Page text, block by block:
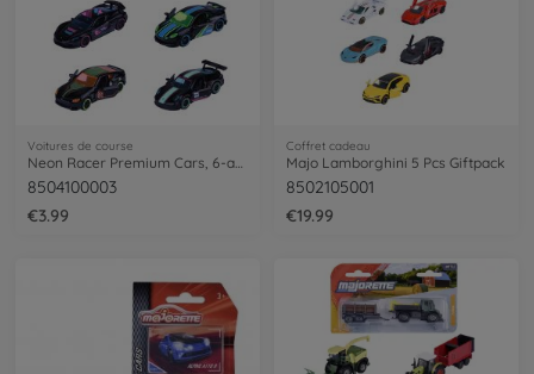
Voitures de course
Neon Racer Premium Cars, 6-asst.
8504100003
€3.99
Coffret cadeau
Majo Lamborghini 5 Pcs Giftpack
8502105001
€19.99